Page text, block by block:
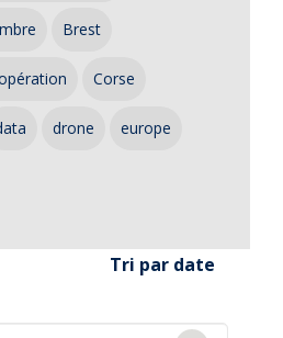
Brest
Corse
drone europe
Tri par date